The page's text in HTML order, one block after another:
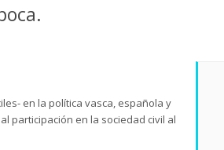
en la política vasca, española y
participación en la sociedad civil al